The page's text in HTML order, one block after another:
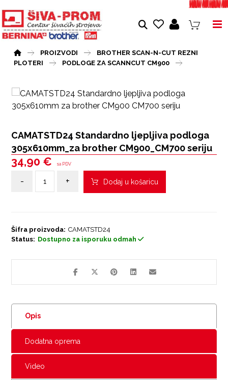
PROIZVODI
BROTHER SCAN-N-CUT REZNI
PLOTERI
PODLOGE ZA SCANNCUT CM900
CAMATSTD24 Standardno ljepljiva podloga
305x610mm_za brother CM900_CM700 seriju
34,90 € sa PDV
- + Dodaj u košaricu
Šifra proizvoda: CAMATSTD24
Status: Dostupno za isporuku odmah
Opis
Dodatna oprema
Video